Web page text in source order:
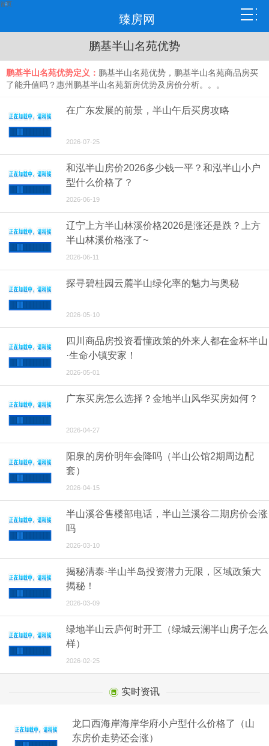
首页
臻房网
鹏基半山名苑优势
鹏基半山名苑优势定义： 鹏基半山名苑优势，鹏基半山名苑商品房买
了能升值吗？惠州鹏基半山名苑新房优势及房价分析。。。
在广东发展的前景，半山午后买房攻略
2026-07-25
和泓半山房价2026多少钱一平？和泓半山小户
型什么价格了？
2026-06-19
辽宁上方半山林溪价格2026是涨还是跌？上方
半山林溪价格涨了~
2026-06-11
探寻碧桂园云麓半山绿化率的魅力与奥秘
2026-05-10
四川商品房投资看懂政策的外来人都在金杯半山
·生命小镇安家！
2026-05-01
广东买房怎么选择？金地半山风华买房如何？
2026-04-27
阳泉的房价明年会降吗（半山公馆2期周边配
套）
2026-04-15
半山溪谷售楼部电话，半山兰溪谷二期房价会涨
吗
2026-03-10
揭秘清泰·半山半岛投资潜力无限，区域政策大
揭秘！
2026-03-09
绿地半山云庐何时开工（绿城云澜半山房子怎么
样）
2026-02-25
实时资讯
龙口西海岸海岸华府小户型什么价格了（山
东房价走势还会涨）